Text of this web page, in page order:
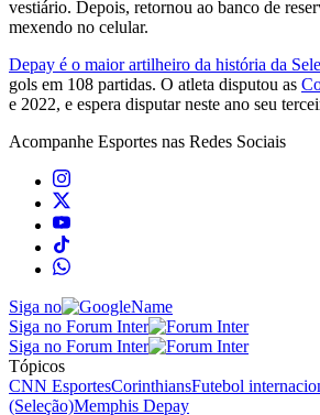
vestiário. Depois, retornou ao banco de
mexendo no celular.
Depay é o maior artilheiro da história da
gols em 108 partidas. O atleta disputou as
e 2022, e espera disputar neste ano seu
Acompanhe Esportes nas Redes Sociais
Siga no
Siga no Forum Inter
Siga no Forum Inter
Tópicos
CNN EsportesCorinthiansFutebol
(Seleção)Memphis Depay